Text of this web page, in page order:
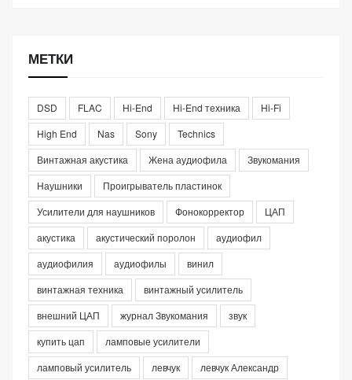
МЕТКИ
DSD FLAC Hi-End Hi-End техника
Hi-Fi
High End
Nas Sony
Technics
Винтажная акустика
Жена аудиофила
Звукомания
Наушники
Проигрыватель пластинок
Усилители для наушников
Фонокорректор
ЦАП
акустика
акустический поролон
аудиофил
аудиофилия
аудиофилы
винил
винтажная техника
винтажный усилитель
внешний ЦАП
журнал Звукомания
звук
купить цап
ламповые усилители
ламповый усилитель
левчук
левчук Александр